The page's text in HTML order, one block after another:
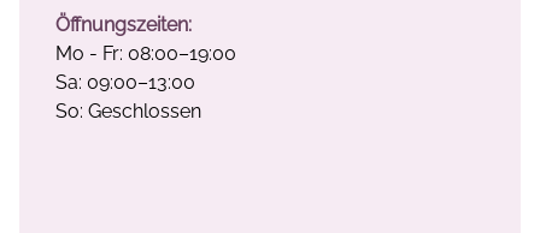
Öffnungszeiten:
Mo - Fr: 08:00–19:00
Sa: 09:00–13:00
So: Geschlossen